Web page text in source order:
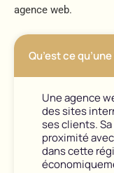
agence web.
Qu’est ce
Une agence
des sites
ses clients.
proximité
dans cette